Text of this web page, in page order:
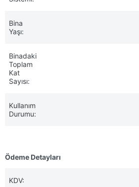
Bina
Yaşı:
Binadaki
Toplam
Kat
Sayısı:
Kullanım
Durumu:
Ödeme Detayları
KDV: